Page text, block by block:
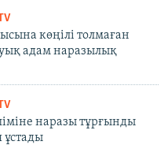
көңілі толмаған
адам наразылық
наразы тұрғынды
ұстады